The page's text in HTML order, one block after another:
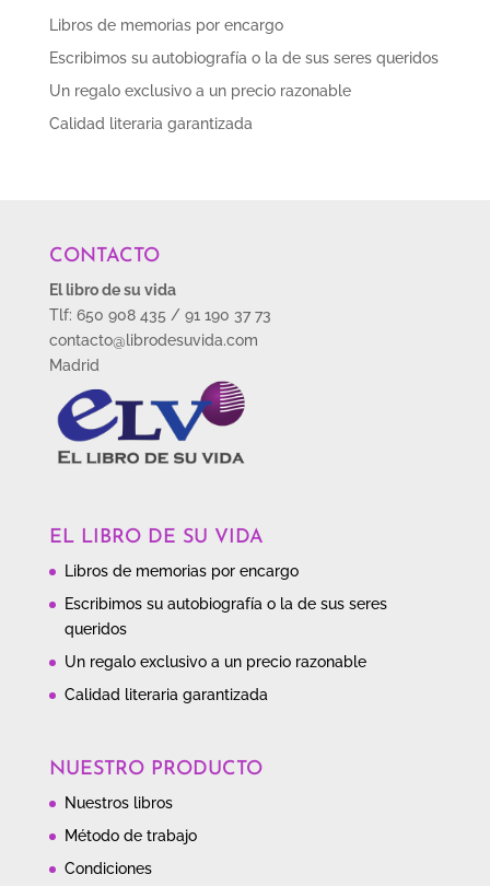
Libros de memorias por encargo
Escribimos su autobiografía o la de sus seres queridos
Un regalo exclusivo a un precio razonable
Calidad literaria garantizada
CONTACTO
El libro de su vida
Tlf: 650 908 435 / 91 190 37 73
contacto@librodesuvida.com
Madrid
EL LIBRO DE SU VIDA
Libros de memorias por encargo
Escribimos su autobiografía o la de sus seres
queridos
Un regalo exclusivo a un precio razonable
Calidad literaria garantizada
NUESTRO PRODUCTO
Nuestros libros
Método de trabajo
Condiciones